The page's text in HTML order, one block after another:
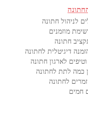
לניהול חתונה
מוזמנים
חתונה
דיגיטלית לחתונה
לארגון חתונה
כמה לתת לחתונה
זמרים לחתונה
חמים